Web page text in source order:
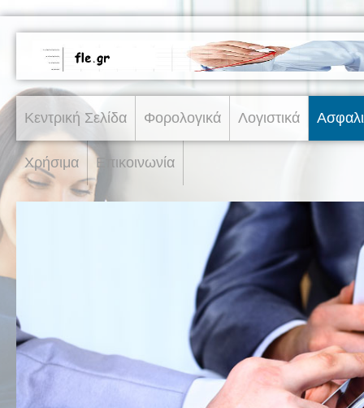
Κεντρική Σελίδα Φορολογικά Λογιστικά
Χρήσιμα Επικοινωνία